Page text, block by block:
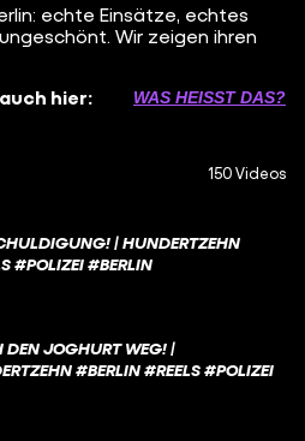
echte Einsätze, echtes
Wir zeigen ihren
auch hier:
WAS HEISST DAS?
150 Videos
| HUNDERTZEHN
#POLIZEI #BERLIN
DEN JOGHURT WEG! |
#BERLIN #REELS #POLIZEI